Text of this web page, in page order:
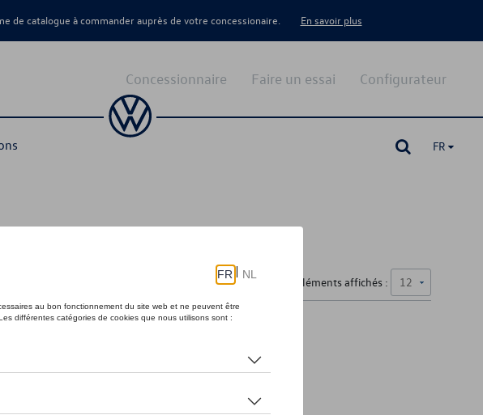
de catalogue à commander auprès de votre concessionaire. En savoir plus
Configurateur
Faire un essai
Concessionnaire
FR
Nombre d'éléments affichés :